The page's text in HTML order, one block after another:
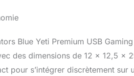
garantir un son
condensateur
équipement
microphone USB
Blue Yeti Premium USB
des dimensions de 12 x 12,5 x
pour s’intégrer discrètement